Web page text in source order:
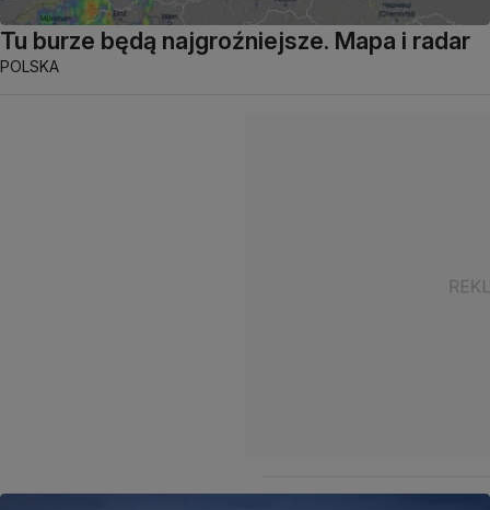
Tu burze będą najgroźniejsze. Mapa i radar
POLSKA